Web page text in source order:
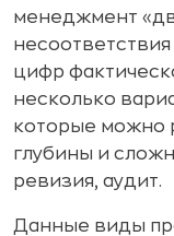
менеджмент
цифр
несколько
которые можно
глубины и
ревизия, аудит.
Данные виды